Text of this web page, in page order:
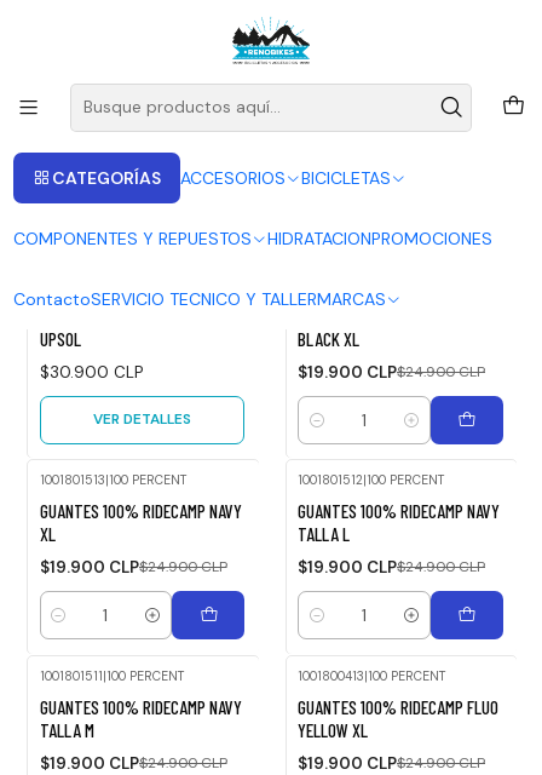
CATEGORÍAS ACCESORIOS BICICLETAS
COMPONENTES Y REPUESTOS HIDRATACIONPROMOCIONES
ContactoSERVICIO TECNICO Y TALLERMARCAS
ENVIOS A LAS RECIONES V - IV - RM DESDE 2.990
100%
FILTROS
Agotado
UPSOL
$30.900 CLP
VER DETALLES
-20%
BLACK XL
$19.900 CLP$24.900 CLP
Cantidad
-20%
OFF
1001801513 100 PERCENT
GUANTES 100% RIDECAMP NAVY
XL
$19.900 CLP$24.900 CLP
Cantidad
-20%
OFF
1001801512 100 PERCENT
GUANTES 100% RIDECAMP NAVY
TALLA L
$19.900 CLP$24.900 CLP
Cantidad
-20%
OFF
1001801511|100 PERCENT
GUANTES 100% RIDECAMP NAVY
TALLA M
$19.900 CLP$24.900 CLP
-20%
OFF
1001800413|100 PERCENT
GUANTES 100% RIDECAMP FLUO
YELLOW XL
$19.900 CLP$24.900 CLP